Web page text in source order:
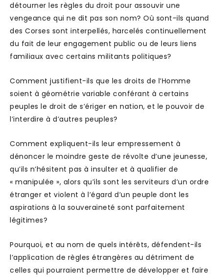
détourner les règles du droit pour assouvir une
vengeance qui ne dit pas son nom? Où sont-ils quand
des Corses sont interpellés, harcelés continuellement
du fait de leur engagement public ou de leurs liens
familiaux avec certains militants politiques?
Comment justifient-ils que les droits de l’Homme
soient à géométrie variable conférant à certains
peuples le droit de s’ériger en nation, et le pouvoir de
l’interdire à d’autres peuples?
Comment expliquent-ils leur empressement à
dénoncer le moindre geste de révolte d’une jeunesse,
qu’ils n’hésitent pas à insulter et à qualifier de
« manipulée », alors qu’ils sont les serviteurs d’un ordre
étranger et violent à l’égard d’un peuple dont les
aspirations à la souveraineté sont parfaitement
légitimes?
Pourquoi, et au nom de quels intérêts, défendent-ils
l’application de règles étrangères au détriment de
celles qui pourraient permettre de développer et faire